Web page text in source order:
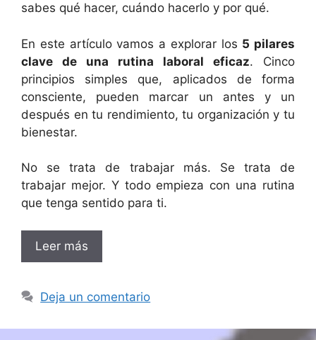
sabes qué hacer, cuándo hacerlo y por qué.
En este artículo vamos a explorar los 5 pilares
clave de una rutina laboral eficaz. Cinco
principios simples que, aplicados de forma
consciente, pueden marcar un antes y un
después en tu rendimiento, tu organización y tu
bienestar.
No se trata de trabajar más. Se trata de
trabajar mejor. Y todo empieza con una rutina
que tenga sentido para ti.
Leer más
Deja un comentario